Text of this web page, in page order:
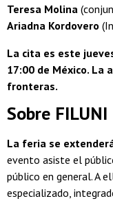
Teresa Molina
Ariadna Kordovero
La cita es este
17:00 de México. La
fronteras.
Sobre FILUNI
La feria se
evento asiste el
público en general. A
especializado,